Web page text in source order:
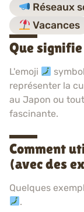
Réseaux
Vacances
Que
L'emoji
représenter la
au Japon ou
fascinante.
Comment
(avec des
Quelques
.